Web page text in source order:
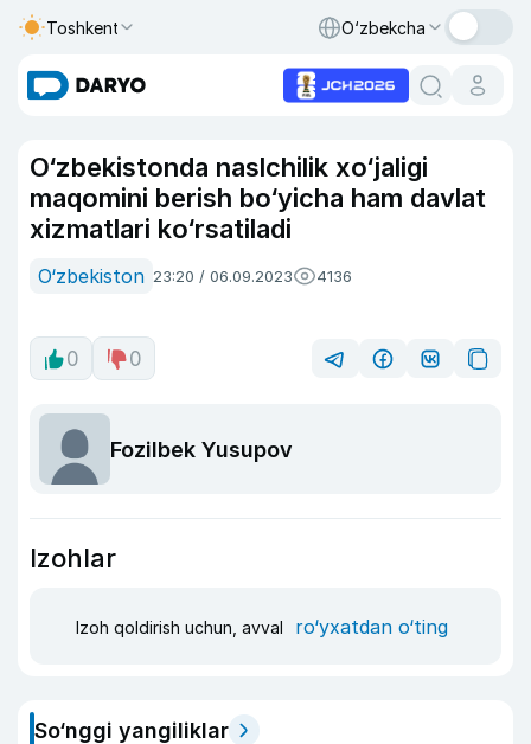
Toshkent O‘zbekcha
O‘zbekistonda naslchilik xo‘jaligi
maqomini berish bo‘yicha ham davlat
xizmatlari ko‘rsatiladi
O‘zbekiston 23:20 / 06.09.2023 4136
0 0
Fozilbek Yusupov
Izohlar
Izoh qoldirish uchun, avval ro‘yxatdan o‘ting
So‘nggi yangiliklar